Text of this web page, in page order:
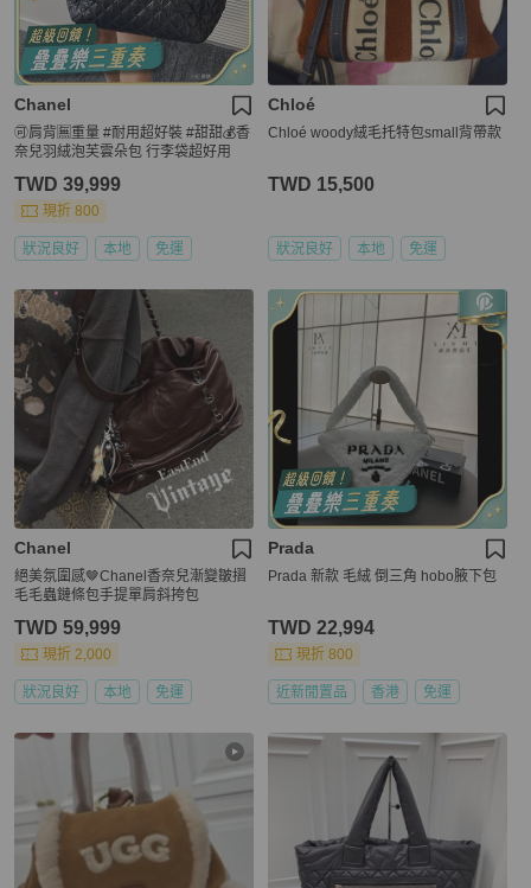
Chanel
🉑肩背🈚️重量 #耐用超好裝 #甜甜💰香
奈兒羽絨泡芙雲朵包 行李袋超好用
TWD 39,999
現折 800
狀況良好 本地 免運
Chloé
Chloé woody絨毛托特包small背帶款
TWD 15,500
狀況良好 本地 免運
Chanel
絕美氛圍感🤎Chanel香奈兒漸變皺摺
毛毛蟲鏈條包手提單肩斜挎包
TWD 59,999
現折 2,000
狀況良好 本地 免運
Prada
Prada 新款 毛絨 倒三角 hobo腋下包
TWD 22,994
現折 800
近新閒置品 香港 免運